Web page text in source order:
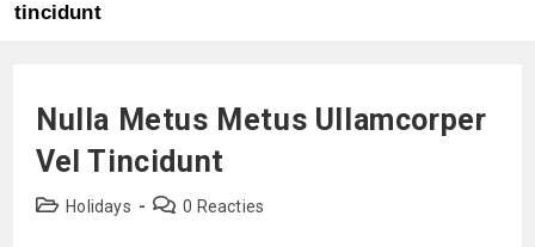
tincidunt
Nulla Metus Metus Ullamcorper
Vel Tincidunt
Holidays 0 Reacties